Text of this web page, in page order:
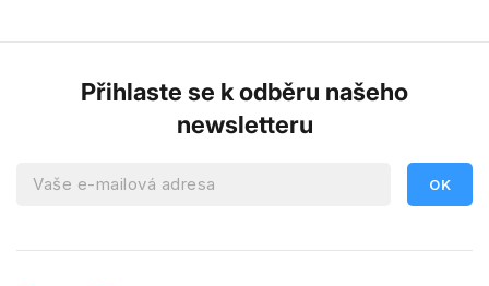
Přihlaste se k odběru našeho
newsletteru